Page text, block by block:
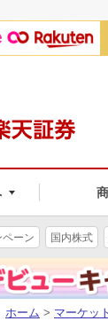
ペーン 国内株式
ホーム > マーケッ